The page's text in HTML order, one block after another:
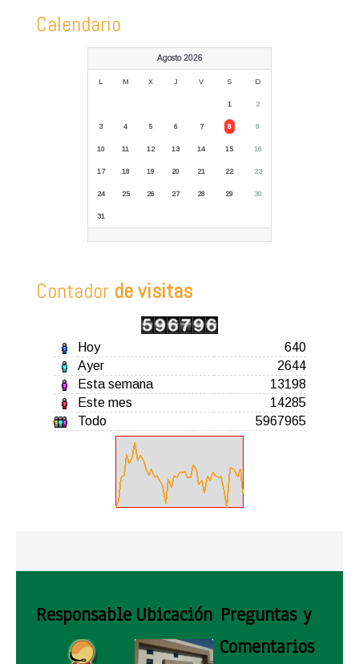
Calendario
Agosto 2026
L M X J V S D
1 2
3 4 5 6 7 8 9
10 11 12 13 14 15 16
17 18 19 20 21 22 23
24 25 26 27 28 29 30
31
Contador de visitas
Hoy
640
Ayer
2644
Esta semana
13198
Este mes
14285
Todo
5967965
Responsable Ubicación Preguntas y
Comentarios